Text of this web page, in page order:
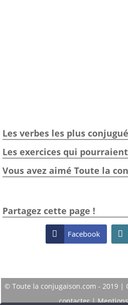
Les verbes les plus
Les exercices qui
Vous avez aimé Toute la
Partagez cette page !
 Facebook 
© Toute la conjugaison.com - 2019 |
contacter|